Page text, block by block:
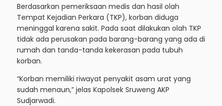
Berdasarkan pemeriksaan medis dan hasil olah
Tempat Kejadian Perkara (TKP), korban diduga
meninggal karena sakit. Pada saat dilakukan olah TKP
tidak ada perusakan pada barang-barang yang ada di
rumah dan tanda-tanda kekerasan pada tubuh
korban.
“Korban memiliki riwayat penyakit asam urat yang
sudah menaun,” jelas Kapolsek Sruweng AKP
Sudjarwadi.